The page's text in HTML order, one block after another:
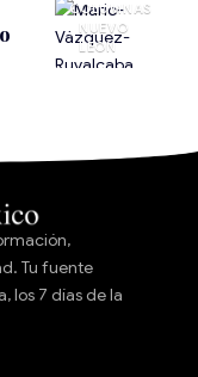
NUEVO
LEÓN
Tu fuente
los 7 días de la